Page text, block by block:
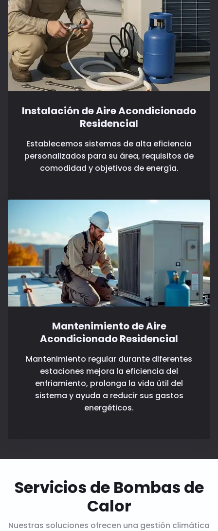
Instalación de Aire Acondicionado
Residencial
Establecemos sistemas de alta eficiencia
personalizados para su área, requisitos de
comodidad y objetivos de energía.
Mantenimiento de Aire
Acondicionado Residencial
Mantenimiento regular durante diferentes
estaciones mejora la eficiencia del
enfriamiento, prolonga la vida útil del
sistema y ayuda a reducir sus gastos
energéticos.
Servicios de Bombas de
Calor
Nuestras soluciones ofrecen una gestión climática